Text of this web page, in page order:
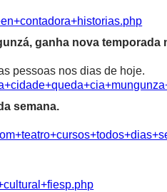
ganha nova temporada
pessoas nos dias de hoje.
semana.